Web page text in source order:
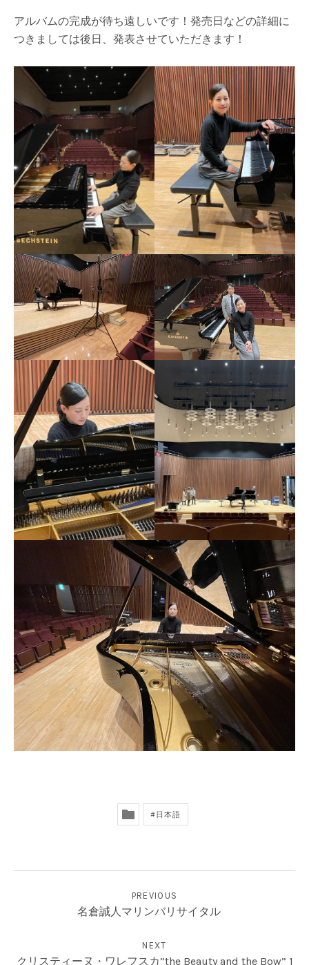
アルバムの完成が待ち遠しいです！発売日などの詳細に
つきましては後日、発表させていただきます！
日本語
PREVIOUS
名倉誠人マリンバリサイタル
NEXT
クリスティーヌ・ワレフスカ”the Beauty and the Bow” 1